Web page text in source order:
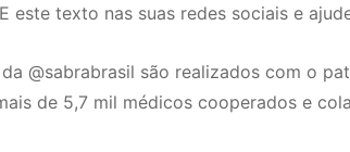
este texto nas suas redes sociais e
@sabrabrasil são realizados com o
de 5,7 mil médicos cooperados e